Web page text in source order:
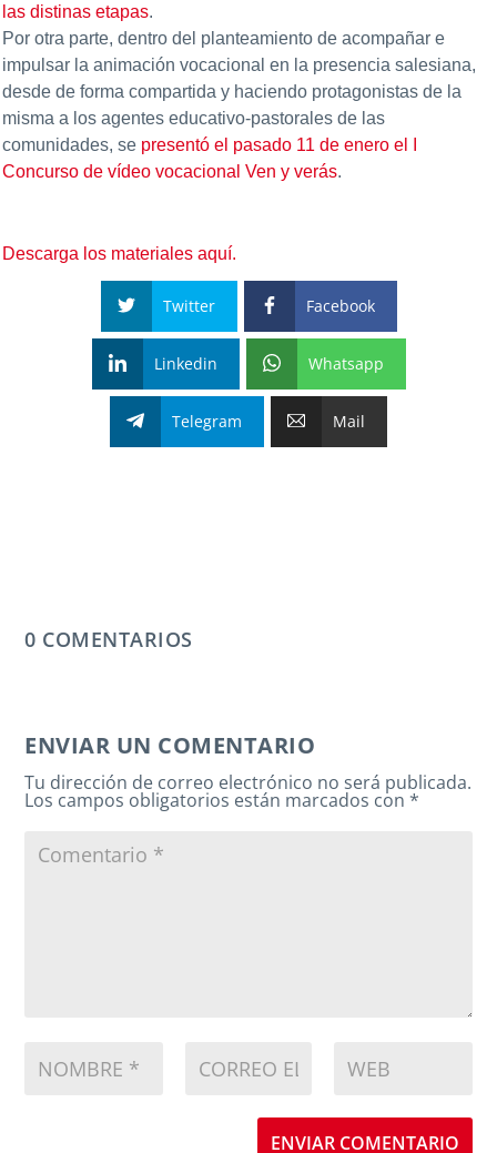
las distinas etapas.
Por otra parte, dentro del planteamiento de acompañar e
impulsar la animación vocacional en la presencia salesiana,
desde de forma compartida y haciendo protagonistas de la
misma a los agentes educativo-pastorales de las
comunidades, se presentó el pasado 11 de enero el I
Concurso de vídeo vocacional Ven y verás.
Descarga los materiales aquí.
Twitter Facebook
Linkedin Whatsapp
Telegram Mail
0 COMENTARIOS
ENVIAR UN COMENTARIO
Tu dirección de correo electrónico no será publicada.
Los campos obligatorios están marcados con*
ENVIAR COMENTARIO